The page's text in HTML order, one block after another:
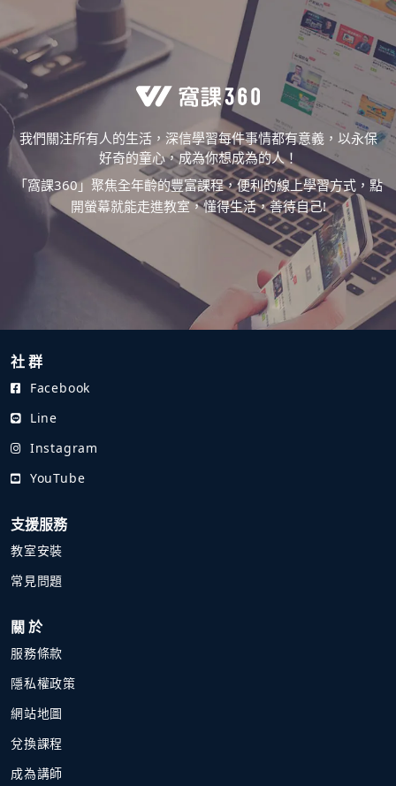
我們關注所有人的生活，深信學習每件事情都有意義，以永保
好奇的童心，成為你想成為的人！
「窩課360」聚焦全年齡的豐富課程，便利的線上學習方式，點
開螢幕就能走進教室，懂得生活，善待自己!
社 群
Facebook
Line
Instagram
YouTube
支援服務
教室安裝
常見問題
關 於
服務條款
隱私權政策
網站地圖
兌換課程
成為講師